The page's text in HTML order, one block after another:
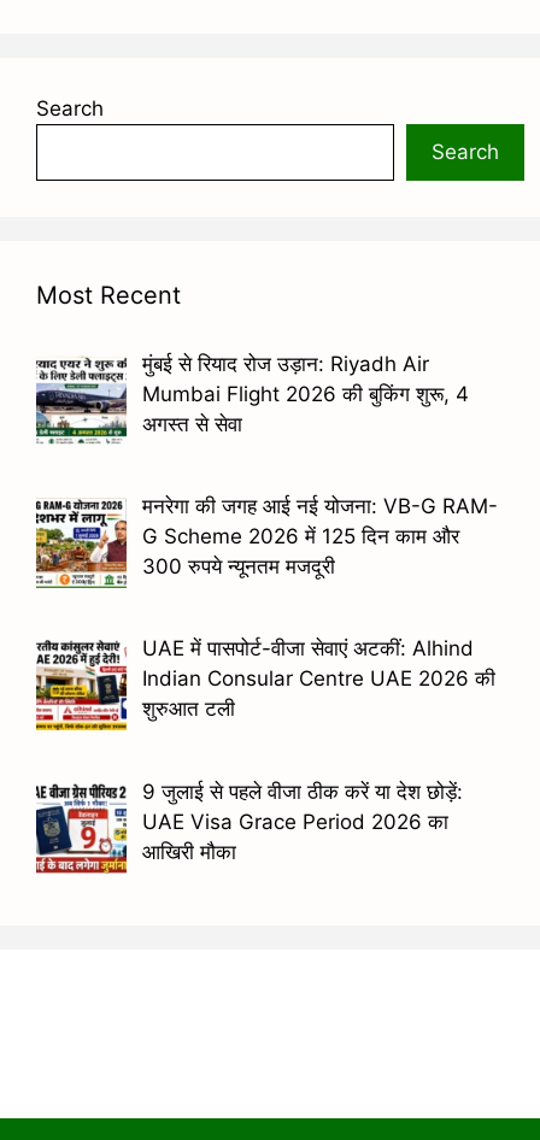
Search
Search
Most Recent
मुंबई से रियाद रोज उड़ान: Riyadh Air
Mumbai Flight 2026 की बुकिंग शुरू, 4
अगस्त से सेवा
मनरेगा की जगह आई नई योजना: VB-G RAM-
G Scheme 2026 में 125 दिन काम और
300 रुपये न्यूनतम मजदूरी
UAE में पासपोर्ट-वीजा सेवाएं अटकीं: Alhind
Indian Consular Centre UAE 2026 की
शुरुआत टली
9 जुलाई से पहले वीजा ठीक करें या देश छोड़ें:
UAE Visa Grace Period 2026 का
आखिरी मौका